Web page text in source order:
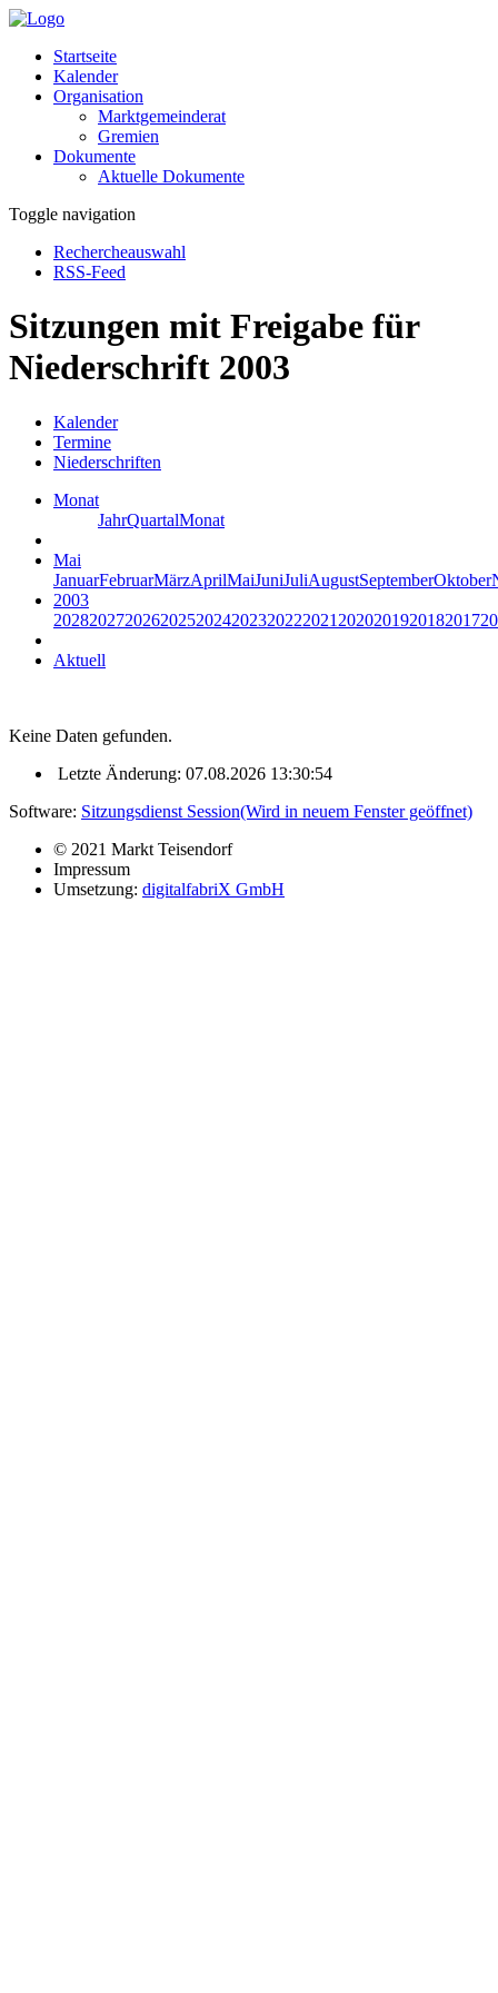
Startseite
Kalender
Organisation
Marktgemeinderat
Gremien
Dokumente
Aktuelle Dokumente
Toggle navigation
Rechercheauswahl
RSS-Feed
Sitzungen mit Freigabe für
Niederschrift 2003
Kalender
Termine
Niederschriften
Monat
JahrQuartalMonat
Mai
JanuarFebruarMärzAprilMaiJuniJuliAugustSeptemberOktober
2003
20282027202620252024202320222021 2020201920182017
Aktuell
Keine Daten gefunden.
Letzte Änderung: 07.08.2026 13:30:54
Software: Sitzungsdienst Session(Wird in neuem Fenster geöffnet)
© 2021 Markt Teisendorf
Impressum
Umsetzung: digitalfabriX GmbH